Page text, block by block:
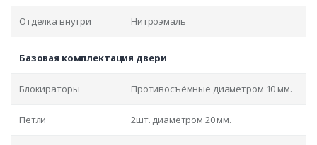
Отделка внутри Нитроэмаль
Базовая комплектация двери
Блокираторы Противосъёмные диаметром 10 мм.
Петли 2шт. диаметром 20 мм.